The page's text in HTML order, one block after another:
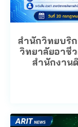
สำนักวิทยบริ
วิทยาลัยอาชี
สำนักงาน